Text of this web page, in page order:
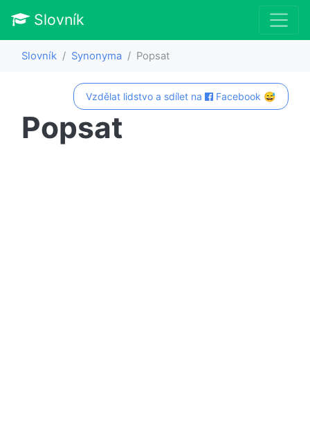
Slovník
Slovník Synonyma Popsat
Vzdělat lidstvo a sdílet na Facebook 😅
Popsat